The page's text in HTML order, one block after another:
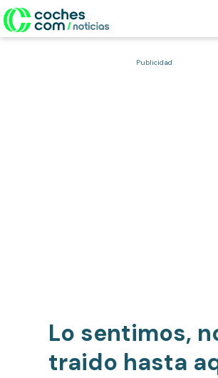
Publicidad
Lo sentimos,
traido hasta